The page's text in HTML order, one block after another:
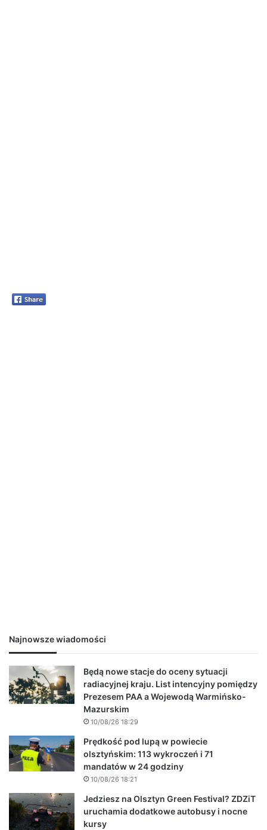
Najnowsze wiadomości
Będą nowe stacje do oceny sytuacji
radiacyjnej kraju. List intencyjny pomiędzy
Prezesem PAA a Wojewodą Warmińsko-
Mazurskim
10/08/26 18:29
Prędkość pod lupą w powiecie
olsztyńskim: 113 wykroczeń i 71
mandatów w 24 godziny
10/08/26 18:21
Jedziesz na Olsztyn Green Festival? ZDZiT
uruchamia dodatkowe autobusy i nocne
kursy